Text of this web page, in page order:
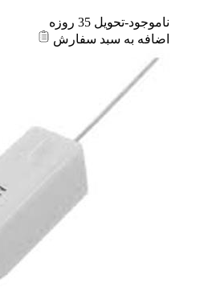
ناموجود-تحویل 35 روزه
اضافه به سبد سفارش